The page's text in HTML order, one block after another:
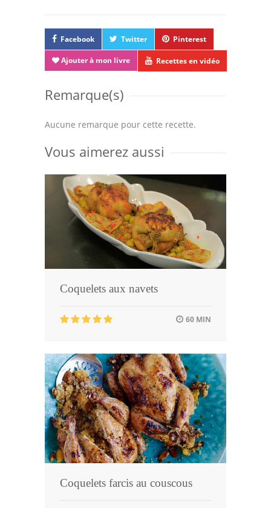
Facebook Twitter Pinterest
Ajouter à mon livre Recettes en vidéo
Remarque(s)
Aucune remarque pour cette recette.
Vous aimerez aussi
Coquelets aux navets
60 MIN
Coquelets farcis au couscous